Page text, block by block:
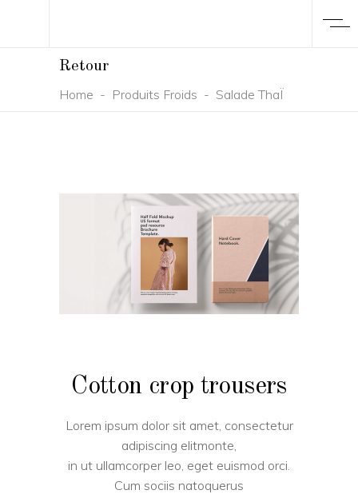
Retour
Home - Produits Froids - Salade ThaÏ
Cotton crop trousers
Lorem ipsum dolor sit amet, consectetur
adipiscing elitmonte,
in ut ullamcorper leo, eget euismod orci.
Cum sociis natoquerus